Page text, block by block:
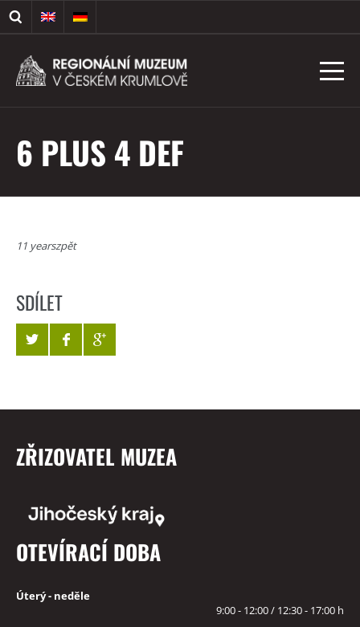
6 PLUS 4 DEF
11 yearszpět
SDÍLET
ZŘIZOVATEL MUZEA
OTEVÍRACÍ DOBA
Úterý - neděle
9:00 - 12:00 / 12:30 - 17:00 h